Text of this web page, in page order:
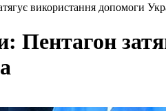
використання допомоги
Пентагон